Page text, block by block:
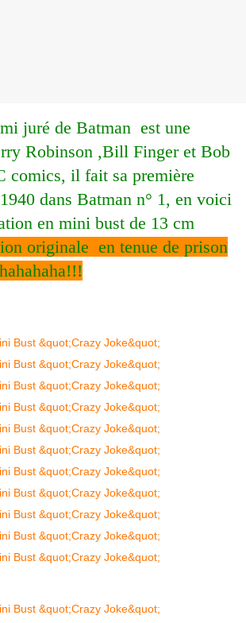
juré de Batman est une
Robinson ,Bill Finger et Bob
comics, il fait sa première
dans Batman n° 1, en voici
en mini bust de 13 cm
originale en tenue de prison